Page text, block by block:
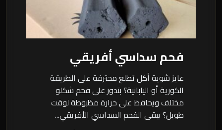
فحم سداسي أفريقي
عايز شوية أكل تطلع محترفة على الطريقة
الكورية أو اليابانية؟ بتدور على فحم شكلو
مختلف ويحافظ على حرارة مظبوطة لوقت
طويل؟ يبقى الفحم السداسي الأفريقي...